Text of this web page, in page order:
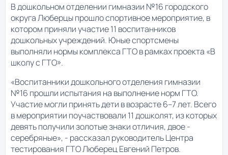
В дошкольном отделении гимназии №16 городского
округа Люберцы прошло спортивное мероприятие, в
котором приняли участие 11 воспитанников
дошкольных учреждений. Юные спортсмены
выполняли нормы комплекса ГТО в рамках проекта «В
школу с ГТО».
«Воспитанники дошкольного отделения гимназии
№16 прошли испытания на выполнение норм ГТО.
Участие могли принять дети в возрасте 6–7 лет. Всего
в мероприятии поучаствовали 11 дошколят, из которых
девять получили золотые знаки отличия, двое -
серебряные», - рассказал руководитель Центра
тестирования ГТО Люберец Евгений Петров.